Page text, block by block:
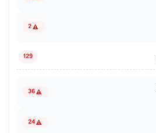
2
129
36
24